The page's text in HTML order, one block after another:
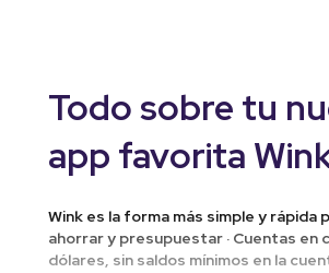
Todo sobre tu
app favorita
Wink es la forma más simple y rápida
ahorrar y presupuestar · Cuentas en
dólares, sin saldos mínimos en la